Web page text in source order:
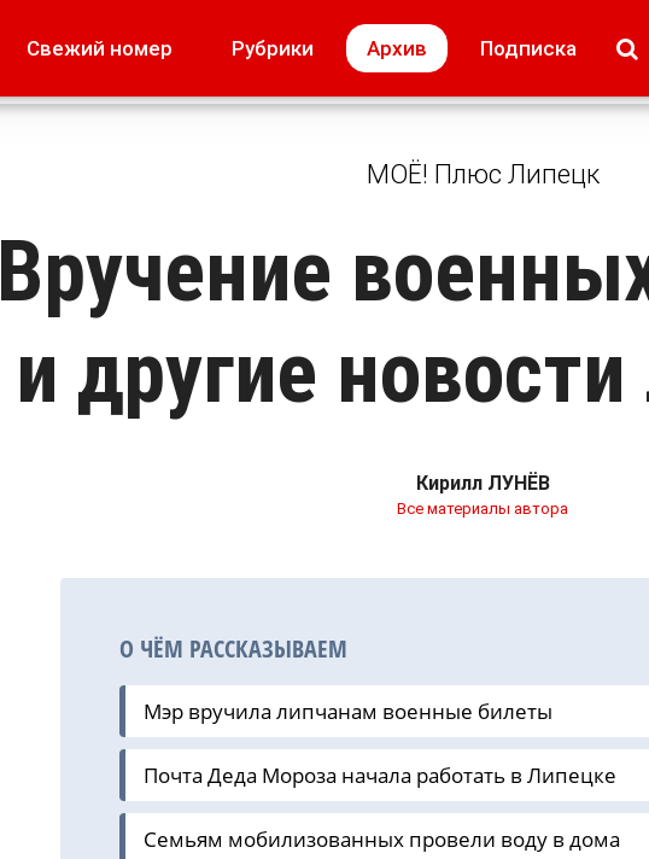
Свежий номер Рубрики Архив Подписка
Лето наших читателей
МОЁ! Плюс Липецк
Образование + карьера
МОЁ! Плюс Липецк
Вручение
и другие
Кирилл ЛУНЁВ
Все материалы автора
О ЧЁМ РАССКАЗЫВАЕМ
Мэр вручила липчанам военные билеты
Почта Деда Мороза начала работать в Липецке
Семьям мобилизованных провели воду в дома